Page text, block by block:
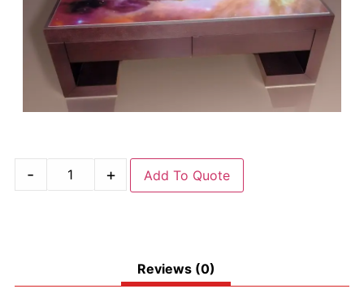
- + Add To Quote
Reviews (0)